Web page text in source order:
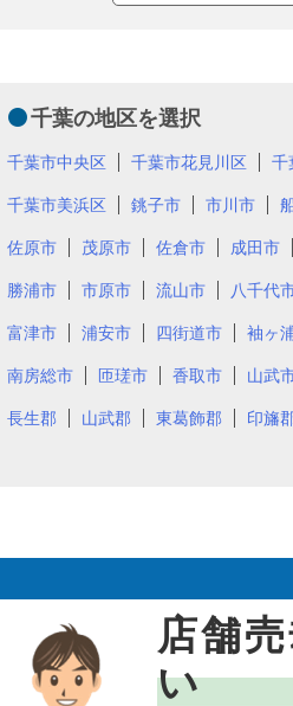
千葉の地区を選択
千葉市中央区 千葉市花見川区 千
千葉市美浜区 銚子市 市川市
佐原市 茂原市 佐倉市 成田市
勝浦市 市原市 流山市 八千代
富津市 浦安市 四街道市 袖ヶ
南房総市 匝瑳市 香取市 山武
長生郡 山武郡 東葛飾郡 印旛
店舗
い